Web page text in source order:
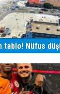
tablo! Nüfus